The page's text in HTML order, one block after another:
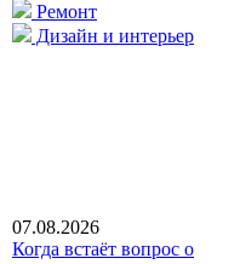
Ремонт
Дизайн и интерьер
07.08.2026
Когда встаёт вопрос о